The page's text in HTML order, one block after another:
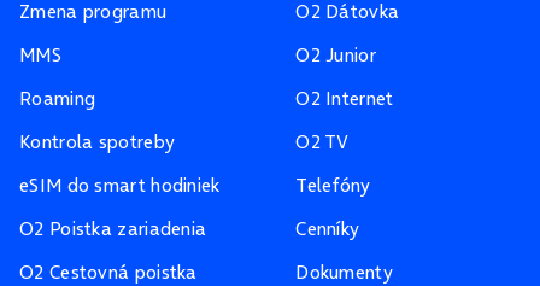
Zmena programu
MMS
Roaming
Kontrola spotreby
eSIM do smart hodiniek
O2 Poistka zariadenia
O2 Cestovná poistka
O2 Dátovka
O2 Junior
O2 Internet
O2 TV
Telefóny
Cenníky
Dokumenty